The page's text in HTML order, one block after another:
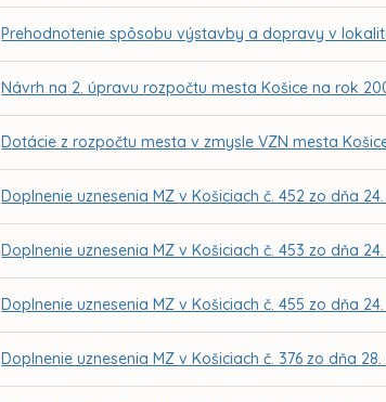
Prehodnotenie spôsobu výstavby a dopravy v
Návrh na 2. úpravu rozpočtu mesta Košice na rok
Dotácie z rozpočtu mesta v zmysle VZN mesta
Doplnenie uznesenia MZ v Košiciach č. 452 zo dňa
Doplnenie uznesenia MZ v Košiciach č. 453 zo dňa
Doplnenie uznesenia MZ v Košiciach č. 455 zo dňa
Doplnenie uznesenia MZ v Košiciach č. 376 zo dňa